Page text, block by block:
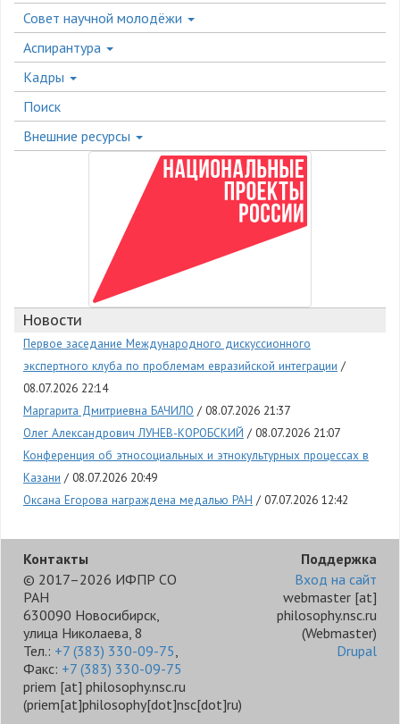
Совет научной молодёжи
Аспирантура
Кадры
Поиск
Внешние ресурсы
Новости
Первое заседание Международного дискуссионного
экспертного клуба по проблемам евразийской интеграции
08.07.2026 22:14
Маргарита Дмитриевна БАЧИЛО
08.07.2026 21:37
Олег Александрович ЛУНЕВ-КОРОБСКИЙ
08.07.2026 21:07
Конференция об этносоциальных и этнокультурных процессах в
Казани
08.07.2026 20:49
Оксана Егорова награждена медалью РАН
07.07.2026 12:42
Контакты
© 2017–2026 ИФПР СО
РАН
630090 Новосибирск,
улица Николаева, 8
Тел.: +7 (383) 330-09-75,
Факс: +7 (383) 330-09-75
priem [at] philosophy.nsc.ru
(priem[at]philosophy[dot]nsc[dot]ru)
Поддержка
Вход на сайт
webmaster [at]
philosophy.nsc.ru
(Webmaster)
Drupal